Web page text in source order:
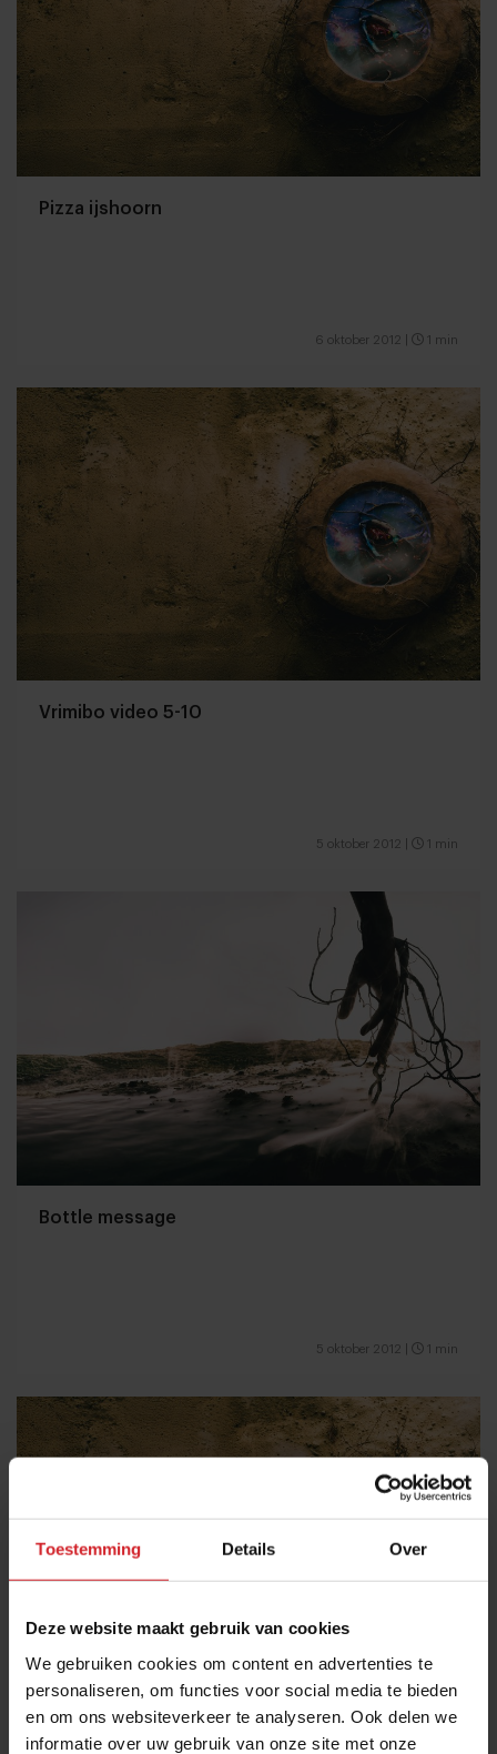
Toestemming Details Over
Deze website maakt gebruik van cookies
We gebruiken cookies om content en advertenties te
personaliseren, om functies voor social media te bieden
en om ons websiteverkeer te analyseren. Ook delen we
informatie over uw gebruik van onze site met onze
Pizza ijshoorn
6 oktober 2012 1 min
Vrimibo video 5-10
5 oktober 2012 1 min
Bottle message
5 oktober 2012 1 min
BroodjeNL